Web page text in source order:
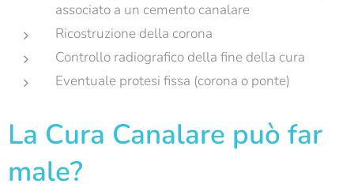
associato a un cemento canalare
Ricostruzione della corona
Controllo radiografico della fine della cura
Eventuale protesi fissa (corona o ponte)
La Cura Canalare può far
male?